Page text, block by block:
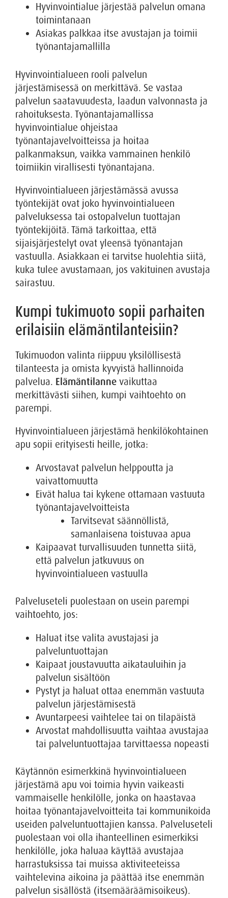
Hyvinvointialue järjestää palvelun omana
toimintanaan
Asiakas palkkaa itse avustajan ja toimii
työnantajamallilla
Hyvinvointialueen rooli palvelun
järjestämisessä on merkittävä. Se vastaa
palvelun saatavuudesta, laadun valvonnasta ja
rahoituksesta. Työnantajamallissa
hyvinvointialue ohjeistaa
työnantajavelvoitteissa ja hoitaa
palkanmaksun, vaikka vammainen henkilö
toimiikin virallisesti työnantajana.
Hyvinvointialueen järjestämässä avussa
työntekijät ovat joko hyvinvointialueen
palveluksessa tai ostopalvelun tuottajan
työntekijöitä. Tämä tarkoittaa, että
sijaisjärjestelyt ovat yleensä työnantajan
vastuulla. Asiakkaan ei tarvitse huolehtia siitä,
kuka tulee avustamaan, jos vakituinen avustaja
sairastuu.
Kumpi tukimuoto sopii parhaiten
erilaisiin elämäntilanteisiin?
Tukimuodon valinta riippuu yksilöllisestä
tilanteesta ja omista kyvyistä hallinnoida
palvelua. Elämäntilanne vaikuttaa
merkittävästi siihen, kumpi vaihtoehto on
parempi.
Hyvinvointialueen järjestämä henkilökohtainen
apu sopii erityisesti heille, jotka:
Arvostavat palvelun helppoutta ja
vaivattomuutta
Eivät halua tai kykene ottamaan vastuuta
työnantajavelvoitteista
Tarvitsevat säännöllistä,
samanlaisena toistuvaa apua
Kaipaavat turvallisuuden tunnetta siitä,
että palvelun jatkuvuus on
hyvinvointialueen vastuulla
Palveluseteli puolestaan on usein parempi
vaihtoehto, jos:
Haluat itse valita avustajasi ja
palveluntuottajan
Kaipaat joustavuutta aikatauluihin ja
palvelun sisältöön
Pystyt ja haluat ottaa enemmän vastuuta
palvelun järjestämisestä
Avuntarpeesi vaihtelee tai on tilapäistä
Arvostat mahdollisuutta vaihtaa avustajaa
tai palveluntuottajaa tarvittaessa nopeasti
Käytännön esimerkkinä hyvinvointialueen
järjestämä apu voi toimia hyvin vaikeasti
vammaiselle henkilölle, jonka on haastavaa
hoitaa työnantajavelvoitteita tai kommunikoida
useiden palveluntuottajien kanssa. Palveluseteli
puolestaan voi olla ihanteellinen esimerkiksi
henkilölle, joka haluaa käyttää avustajaa
harrastuksissa tai muissa aktiviteeteissa
vaihtelevina aikoina ja päättää itse enemmän
palvelun sisällöstä (itsemääräämisoikeus).